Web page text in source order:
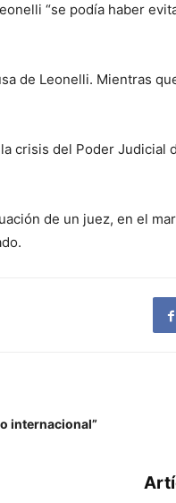
“se podía haber
de Leonelli. Mientras
crisis del Poder
de un juez, en el
internacional”